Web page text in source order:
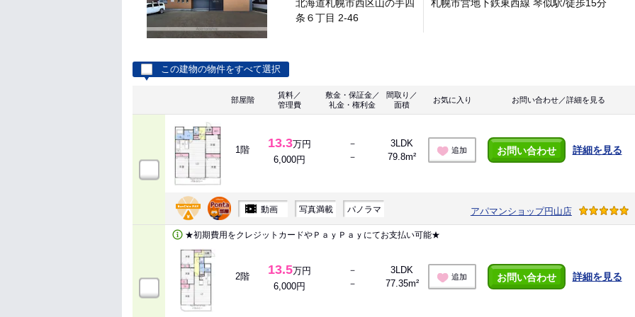
北海道札幌市西区山の手四
条６丁目 2-46
札幌市営地下鉄東西線 琴似駅/徒歩15分
この建物の物件をすべて選択
部屋階
賃料／
管理費
敷金・保証金／
礼金・権利金
間取り／
面積
お気に入り お問い合わせ／詳細を見る
1階 13.3万円
6,000円
－
－
3LDK
79.8m²
追加 お問い合わせ 詳細を見る
動画 写真満載 パノラマ アパマンショップ円山店
★初期費用をクレジットカードやＰａｙＰａｙにてお支払い可能★
2階 13.5万円
6,000円
－
－
3LDK
77.35m²
追加 お問い合わせ 詳細を見る